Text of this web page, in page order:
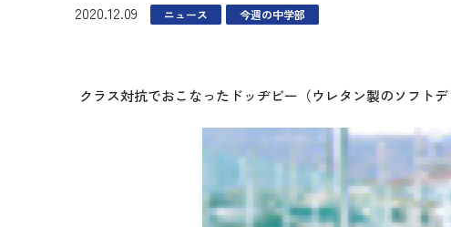
2020.12.09 ニュース 今週の中学部
クラス対抗でおこなったドッヂビー（ウレタン製のソフト